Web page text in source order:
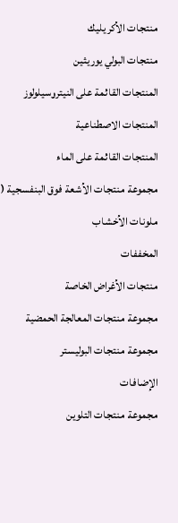
منتجات الأكريليك
منتجات البولي يوريثين
المنتجات القائمة على النيتروسيلولوز
المنتجات الاصطناعية
المنتجات القائمة على الماء
مجموعة منتجات الأشعة فوق البنفسجية (UV)
ملونات الأخشاب
المخففات
منتجات الأغراض الخاصة
مجموعة منتجات المعالجة الحمضية
مجموعة منتجات البوليستر
الإضافات
مجموعة منتجات التلوين